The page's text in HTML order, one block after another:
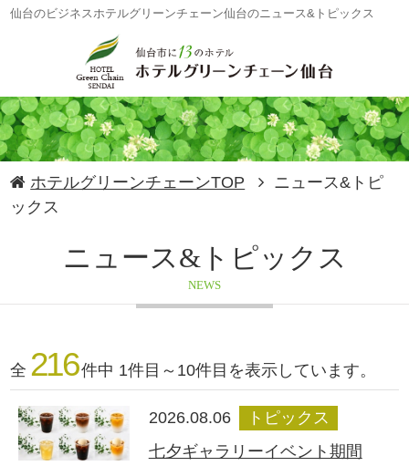
仙台のビジネスホテルグリーンチェーン仙台のニュース&トピックス
ホテルグリーンチェーンTOP
ニュース&トピ
ックス
ニュース&トピックス
NEWS
全 216 件中 1件目～10件目を表示しています。
2026.08.06
トピックス
七夕ギャラリーイベント期間